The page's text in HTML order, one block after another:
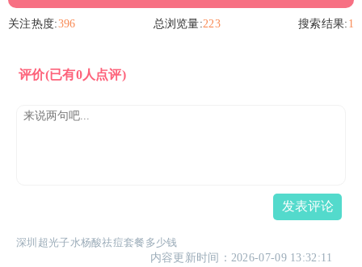
关注热度:396 总浏览量:223 搜索结果: 1
评价(已有0人点评)
发表评论
深圳超光子水杨酸祛痘套餐多少钱
内容更新时间：2026-07-09 13:32:11